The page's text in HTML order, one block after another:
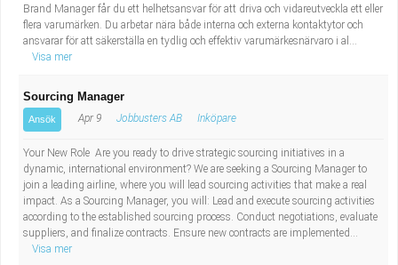
Brand Manager får du ett helhetsansvar för att driva och vidareutveckla ett eller
flera varumärken. Du arbetar nära både interna och externa kontaktytor och
ansvarar för att säkerställa en tydlig och effektiv varumärkesnärvaro i al...
Visa mer
Sourcing Manager
Ansök Apr 9 Jobbusters AB Inköpare
Your New Role Are you ready to drive strategic sourcing initiatives in a
dynamic, international environment? We are seeking a Sourcing Manager to
join a leading airline, where you will lead sourcing activities that make a real
impact. As a Sourcing Manager, you will: Lead and execute sourcing activities
according to the established sourcing process. Conduct negotiations, evaluate
suppliers, and finalize contracts. Ensure new contracts are implemented...
Visa mer